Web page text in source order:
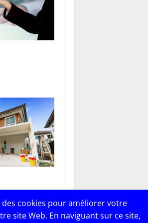
projet de
maison ?
cookies pour améliorer votre
site Web. En naviguant sur ce site,